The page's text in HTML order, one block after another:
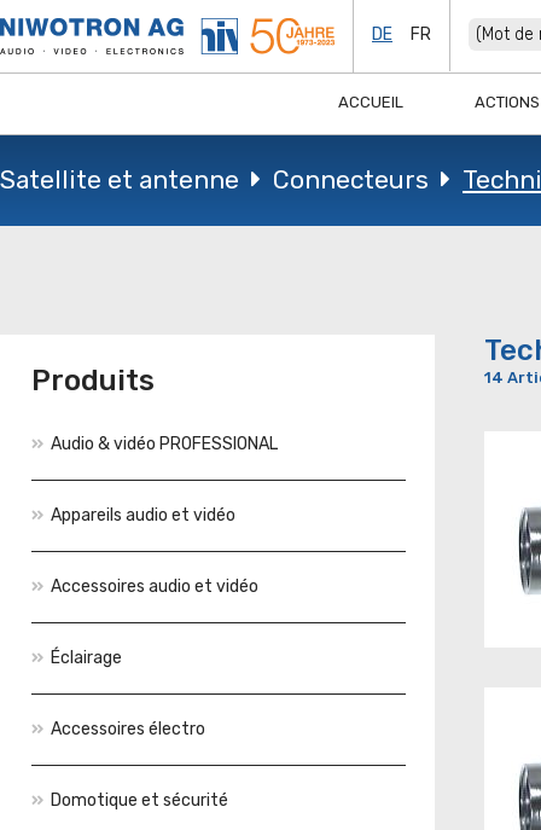
DE FR
ACCUEIL ACTIONS
Satellite et antenne Connecteurs
Produits
Audio & vidéo PROFESSIONAL
Appareils audio et vidéo
Accessoires audio et vidéo
Éclairage
Accessoires électro
Domotique et sécurité
14